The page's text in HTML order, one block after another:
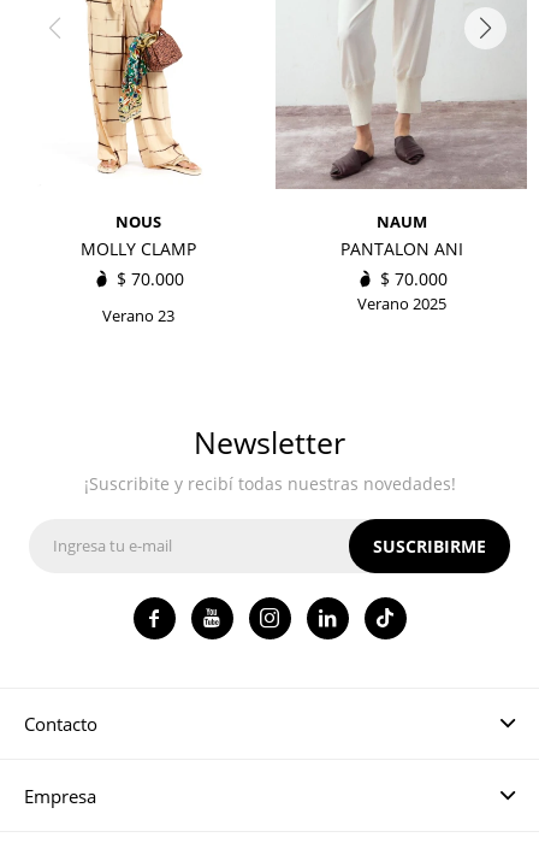
NOUS
MOLLY CLAMP
$ 70.000
Verano 23
NAUM
PANTALON ANI
$ 70.000
Verano 2025
Contacto
Empresa
Newsletter
¡Suscribite y recibí todas nuestras novedades!
SUSCRIBIRME
   